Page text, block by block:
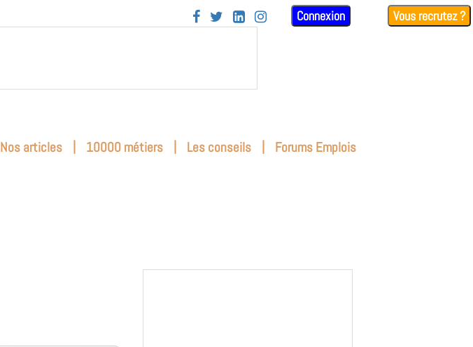
    Connexion Vous recrutez ?
Nos articles | 10000 métiers | Les conseils | Forums Emplois